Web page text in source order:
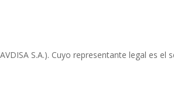
S.A.). Cuyo representante legal es el